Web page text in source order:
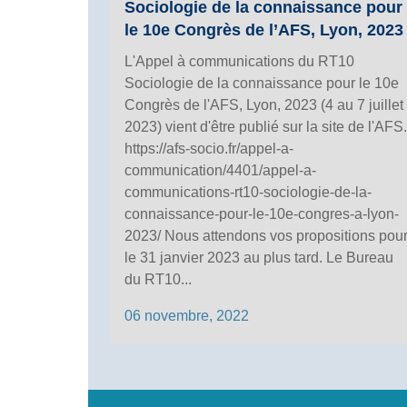
Sociologie de la connaissance pour
le 10e Congrès de l’AFS, Lyon, 2023
L'Appel à communications du RT10
Sociologie de la connaissance pour le 10e
Congrès de l'AFS, Lyon, 2023 (4 au 7 juillet
2023) vient d'être publié sur la site de l'AFS.
https://afs-socio.fr/appel-a-
communication/4401/appel-a-
communications-rt10-sociologie-de-la-
connaissance-pour-le-10e-congres-a-lyon-
2023/ Nous attendons vos propositions pour
le 31 janvier 2023 au plus tard. Le Bureau
du RT10...
06 novembre, 2022